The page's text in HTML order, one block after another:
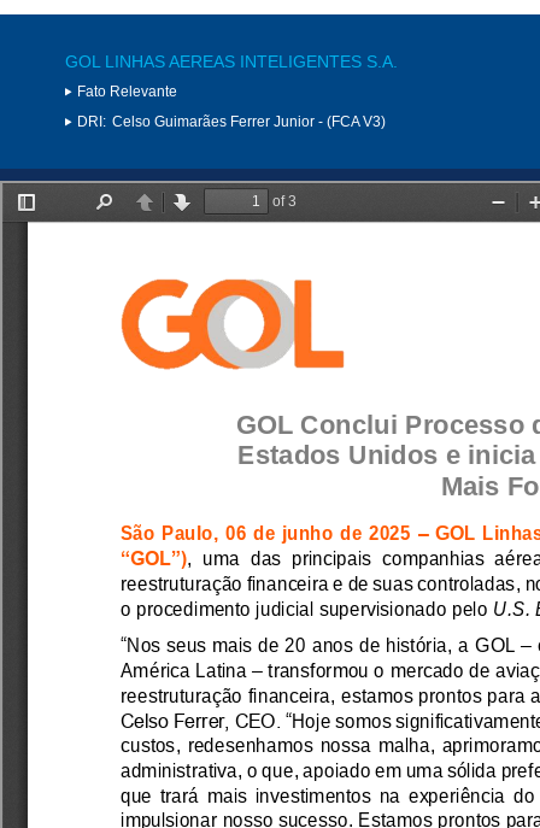
GOL LINHAS AEREAS INTELIGENTES S.A.
Fato Relevante
DRI: Celso Guimarães Ferrer Junior - (FCA V3)